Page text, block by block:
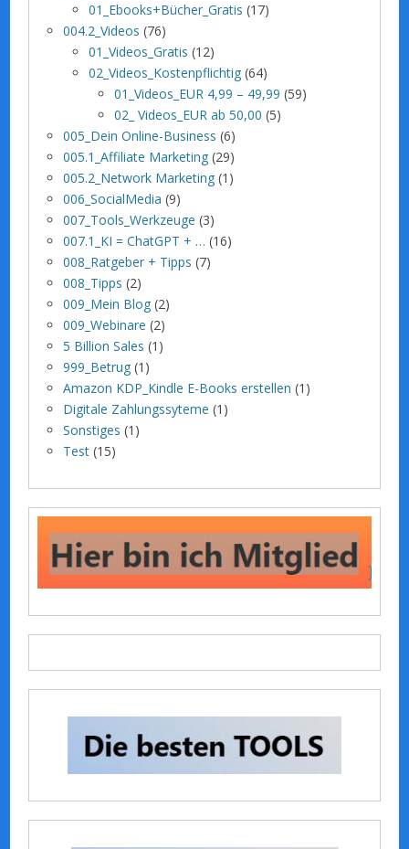
01_Ebooks+Bücher_Gratis (17)
004.2_Videos (76)
01_Videos_Gratis (12)
02_Videos_Kostenpflichtig (64)
01_Videos_EUR 4,99 – 49,99 (59)
02_ Videos_EUR ab 50,00 (5)
005_Dein Online-Business (6)
005.1_Affiliate Marketing (29)
005.2_Network Marketing (1)
006_SocialMedia (9)
007_Tools_Werkzeuge (3)
007.1_KI = ChatGPT + … (16)
008_Ratgeber + Tipps (7)
008_Tipps (2)
009_Mein Blog (2)
009_Webinare (2)
5 Billion Sales (1)
999_Betrug (1)
Amazon KDP_Kindle E-Books erstellen (1)
Digitale Zahlungssyteme (1)
Sonstiges (1)
Test (15)